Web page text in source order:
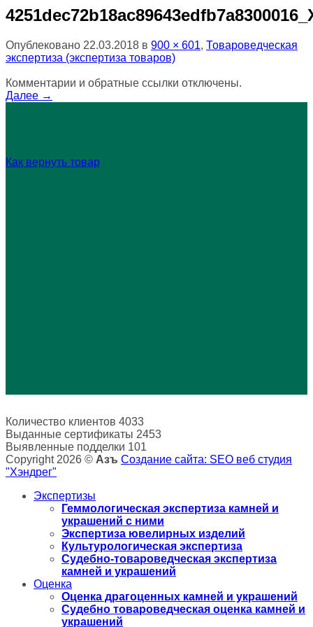
Опублековано 22.03.2018 в 900 × 601, Товароведческая
экспертиза (экспертиза товаров)
Комментарии и обратные ссылки отключены.
Далее →
Как вернуть товар
Количество клиентов 4033
Выданные сертификаты 2453
Выявленные подделки 101
Copyright 2026 © Азъ Создание сайта: SEO веб студия
"Хэндрег"
Экспертизы
Геммологическая экспертиза камней и
украшений с ними
Экспертиза ювелирных изделий
Культурологическая экспертиза
Судебно-товароведческая экспертиза
камней и украшений
Оценка
Оценка драгоценных камней и украшений
Судебно товароведческая оценка камней и
украшений